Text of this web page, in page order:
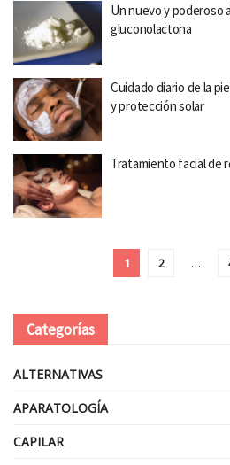
Un nuevo y poderoso
gluconolactona
Cuidado diario de la
y protección solar
Tratamiento facial de
1 2 …
Categorías
ALTERNATIVAS
APARATOLOGÍA
CAPILAR